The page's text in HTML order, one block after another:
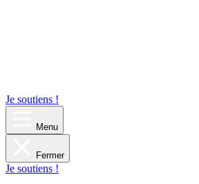
Je soutiens !
Menu
Fermer
Je soutiens !